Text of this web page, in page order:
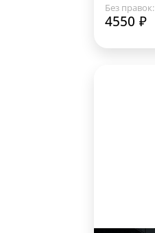
Без правок:
4550 ₽